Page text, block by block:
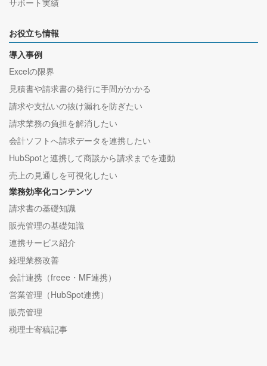
サポート実績
お役立ち情報
導入事例
Excelの限界
見積書や請求書の発行に手間がかかる
請求や支払いの抜け漏れを防ぎたい
請求業務の負担を解消したい
会計ソフトへ請求データを連携したい
HubSpotと連携して商談から請求までを連動
売上の見通しを可視化したい
業務効率化コンテンツ
請求書の基礎知識
販売管理の基礎知識
連携サービス紹介
経理業務改善
会計連携（freee・MF連携）
営業管理（HubSpot連携）
販売管理
税理士寄稿記事